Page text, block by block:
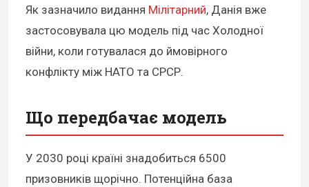
Як зазначило видання Мілітарний, Данія вже
застосовувала цю модель під час Холодної
війни, коли готувалася до ймовірного
конфлікту між НАТО та СРСР.
Що передбачає модель
У 2030 році країні знадобиться 6500
призовників щорічно. Потенційна база